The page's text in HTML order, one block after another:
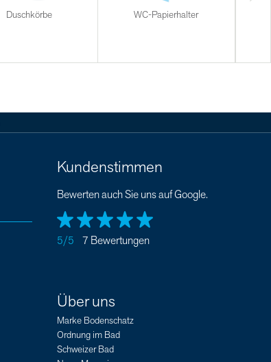
Duschkörbe WC-Papierhalter
Kundenstimmen
Bewerten auch Sie uns auf Google.
5/5 7 Bewertungen
Über uns
Marke Bodenschatz
Ordnung im Bad
Schweizer Bad